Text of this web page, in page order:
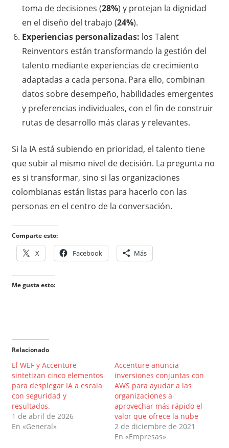
toma de decisiones (28%) y protejan la dignidad
en el diseño del trabajo (24%).
Experiencias personalizadas: los Talent
Reinventors están transformando la gestión del
talento mediante experiencias de crecimiento
adaptadas a cada persona. Para ello, combinan
datos sobre desempeño, habilidades emergentes
y preferencias individuales, con el fin de construir
rutas de desarrollo más claras y relevantes.
Si la IA está subiendo en prioridad, el talento tiene
que subir al mismo nivel de decisión. La pregunta no
es si transformar, sino si las organizaciones
colombianas están listas para hacerlo con las
personas en el centro de la conversación.
Comparte esto:
X Facebook Más
Me gusta esto:
Relacionado
El WEF y Accenture
sintetizan cinco elementos
para desplegar IA a escala
con seguridad y
resultados.
1 de abril de 2026
En «General»
Accenture anuncia
inversiones conjuntas con
AWS para ayudar a las
organizaciones a
aprovechar más rápido el
valor que ofrece la nube
2 de diciembre de 2021
En «Empresas»